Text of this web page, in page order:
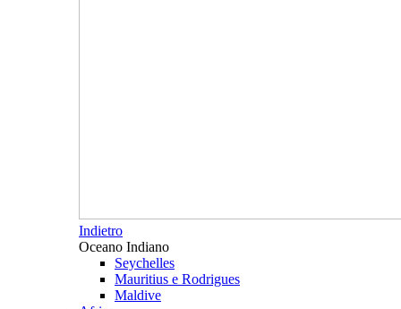
Indietro
Oceano Indiano
Seychelles
Mauritius e Rodrigues
Maldive